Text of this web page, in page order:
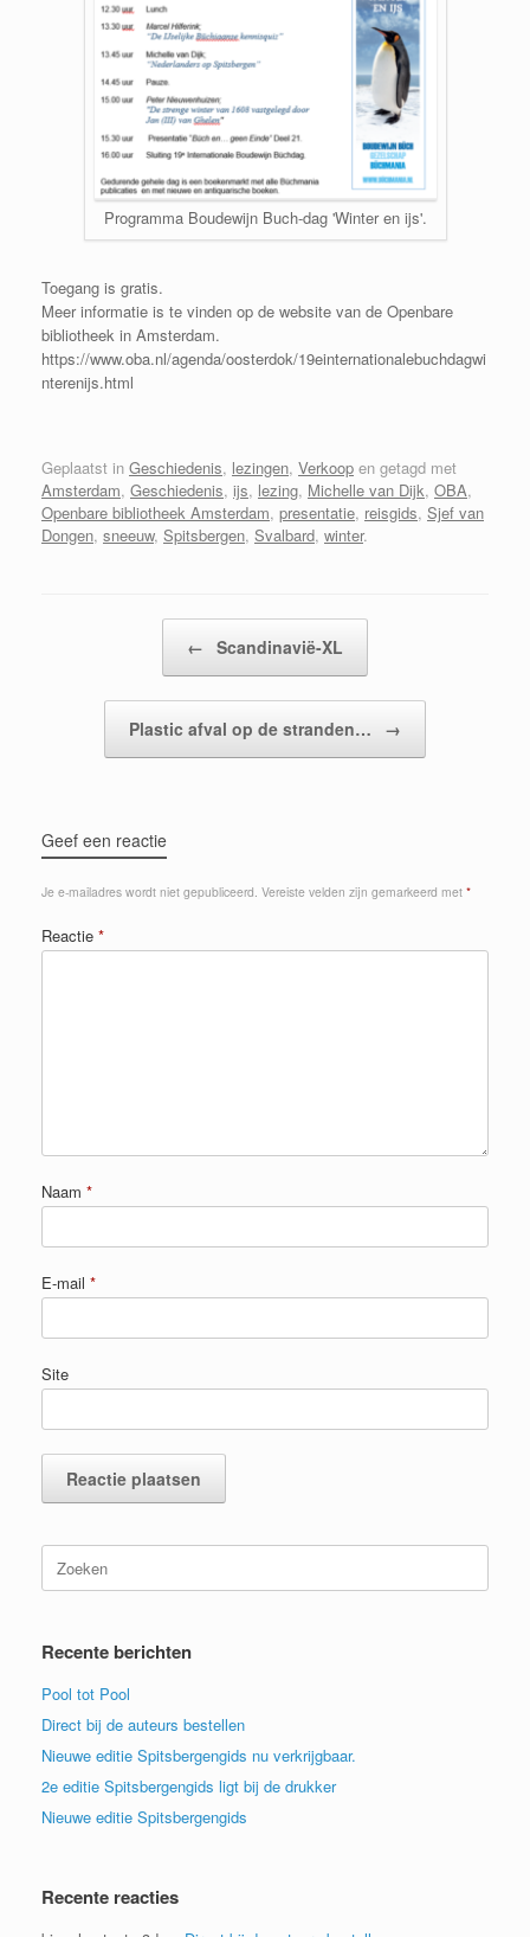
Programma Boudewijn Buch-dag 'Winter en ijs'.
Toegang is gratis.
Meer informatie is te vinden op de website van de Openbare
bibliotheek in Amsterdam.
https://www.oba.nl/agenda/oosterdok/19einternationalebuchdagwi
nterenijs.html
Geplaatst in Geschiedenis, lezingen, Verkoop en getagd met
Amsterdam, Geschiedenis, ijs, lezing, Michelle van Dijk, OBA,
Openbare bibliotheek Amsterdam, presentatie, reisgids, Sjef van
Dongen, sneeuw, Spitsbergen, Svalbard, winter.
← Scandinavië-XL
Plastic afval op de stranden… →
Geef een reactie
Je e-mailadres wordt niet gepubliceerd. Vereiste velden zijn gemarkeerd met *
Reactie *
Naam *
E-mail *
Site
naar:
Recente berichten
Pool tot Pool
Direct bij de auteurs bestellen
Nieuwe editie Spitsbergengids nu verkrijgbaar.
2e editie Spitsbergengids ligt bij de drukker
Nieuwe editie Spitsbergengids
Recente reacties